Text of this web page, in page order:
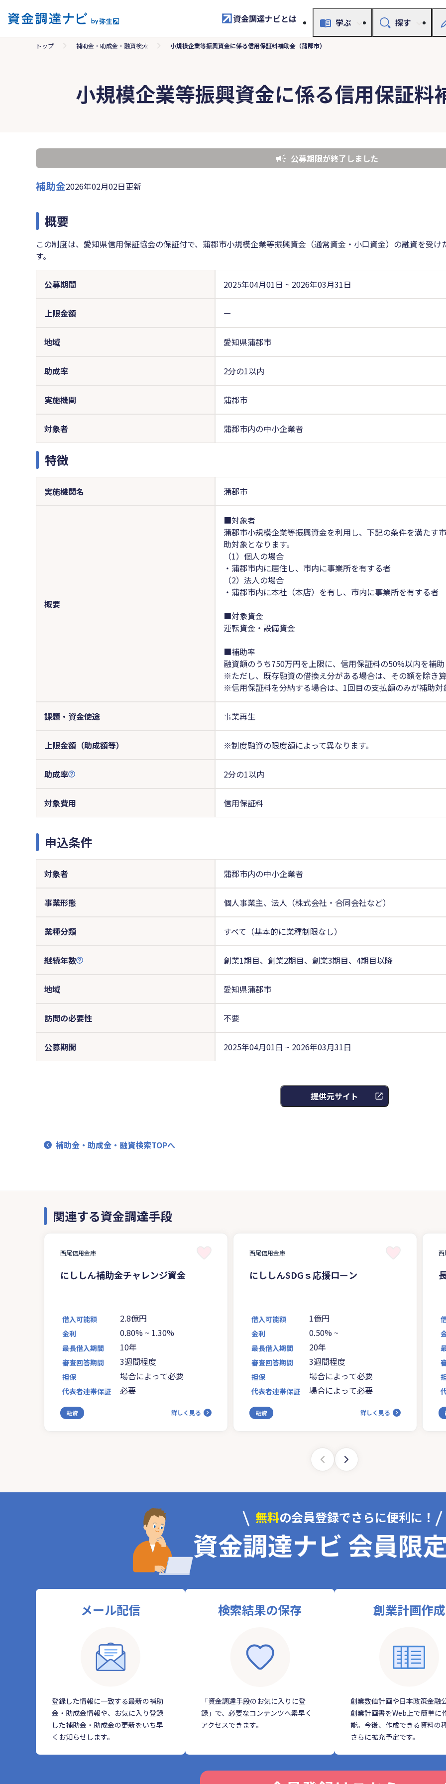
資金調達ナビとは 学ぶ 探す
トップ 補助金・助成金・融資検索 小規模企業等振興資金に係る信用保証料補助金（蒲郡市）
小規模企業等振興資金に係る信用保証料
公募期限が終了しました
補助金2026年02月02日更新
概要
この制度は、愛知県信用保証協会の保証付で、蒲郡市小規模企業等振興資金（通常資金・小口資金）の融資を受
す。
公募期間 2025年04月01日 ~ 2026年03月31日
上限金額 ー
地域 愛知県蒲郡市
助成率 2分の1以内
実施機関 蒲郡市
対象者 蒲郡市内の中小企業者
特徴
実施機関名 蒲郡市
概要
■対象者
蒲郡市小規模企業等振興資金を利用し、下記の条件を満たす
助対象となります。
（1）個人の場合
・蒲郡市内に居住し、市内に事業所を有する者
（2）法人の場合
・蒲郡市内に本社（本店）を有し、市内に事業所を有する者
■対象資金
運転資金・設備資金
■補助率
融資額のうち750万円を上限に、信用保証料の50%以内を補助
※ただし、既存融資の借換え分がある場合は、その額を除き
※信用保証料を分納する場合は、1回目の支払額のみが補助対
課題・資金使途 事業再生
上限金額（助成額等） ※制度融資の限度額によって異なります。
助成率 2分の1以内
対象費用 信用保証料
申込条件
対象者 蒲郡市内の中小企業者
事業形態 個人事業主、法人（株式会社・合同会社など）
業種分類 すべて（基本的に業種制限なし）
継続年数 創業1期目、創業2期目、創業3期目、4期目以降
地域 愛知県蒲郡市
訪問の必要性 不要
公募期間 2025年04月01日 ~ 2026年03月31日
提供元サイト
補助金・助成金・融資検索TOPへ
関連する資金調達手段
西尾信用金庫
にししん補助金チャレンジ資金
借入可能額 2.8億円
金利 0.80% ~ 1.30%
最長借入期間 10年
審査回答期間 3週間程度
担保 場合によって必要
代表者連帯保証 必要
融資 詳しく見る
西尾信用金庫
にししんSDGｓ応援ローン
借入可能額 1億円
金利 0.50% ~
最長借入期間 20年
審査回答期間 3週間程度
担保 場合によって必要
代表者連帯保証 場合によって必要
融資 詳しく見る
西
無料の会員登録でさらに便利に！
資金調達ナビ 会員限
メール配信
登録した情報に一致する最新の補助
金・助成金情報や、お気に入り登録
した補助金・助成金の更新をいち早
くお知らせします。
検索結果の保存
「資金調達手段のお気に入りに登
録」で、必要なコンテンツへ素早く
アクセスできます。
創業計画作成
創業数値計画や日本政策金融
創業計画書をWeb上で簡単に
能。今後、作成できる資料の
さらに拡充予定です。